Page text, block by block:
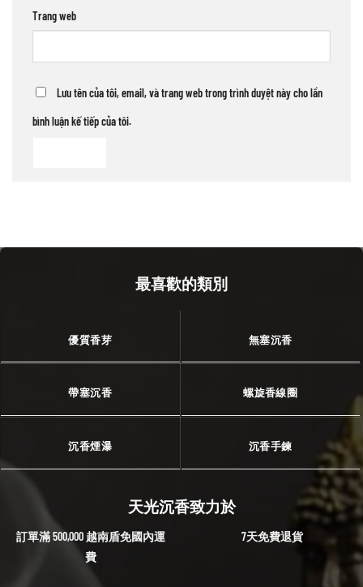
Trang web
Lưu tên của tôi, email, và trang web trong trình duyệt này cho lần
bình luận kế tiếp của tôi.
最喜歡的類別
優質香芽 無塞沉香
帶塞沉香 螺旋香線圈
沉香煙瀑 沉香手鍊
天光沉香致力於
訂單滿 500,000 越南盾免國內運
費
7天免費退貨